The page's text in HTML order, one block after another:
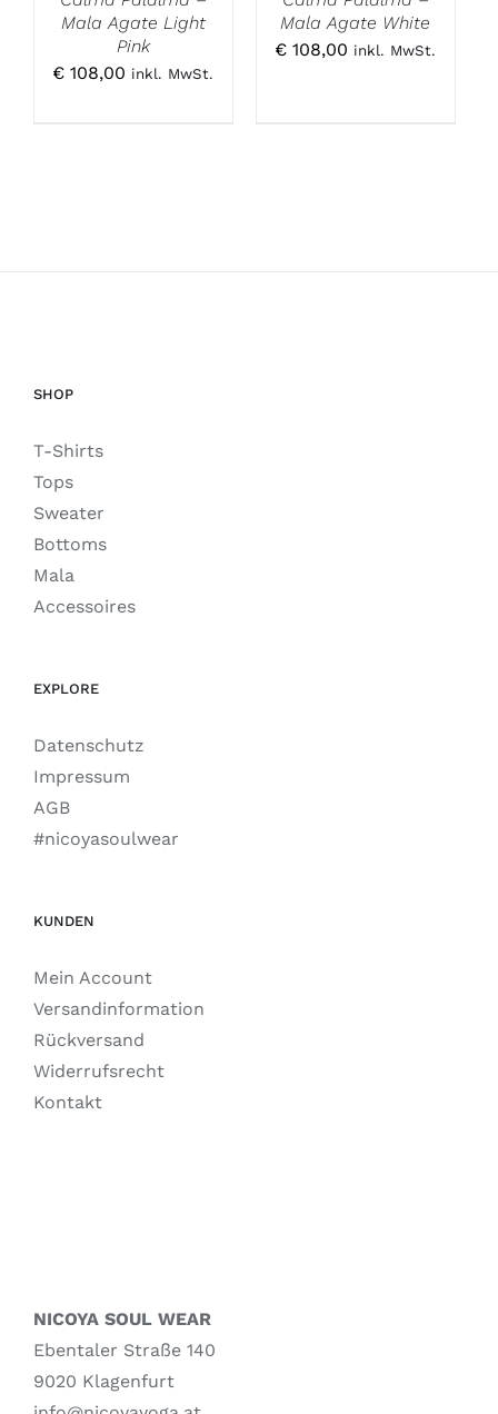
Mala Agate Light
Pink
€ 108,00 inkl. MwSt.
Mala Agate White
€ 108,00 inkl. MwSt.
SHOP
T-Shirts
Tops
Sweater
Bottoms
Mala
Accessoires
EXPLORE
Datenschutz
Impressum
AGB
#nicoyasoulwear
KUNDEN
Mein Account
Versandinformation
Rückversand
Widerrufsrecht
Kontakt
NICOYA SOUL WEAR
Ebentaler Straße 140
9020 Klagenfurt